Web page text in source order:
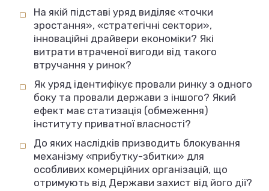
На якій підставі уряд виділяє «точки
зростання», «стратегічні сектори»,
інноваційні драйвери економіки? Які
витрати втраченої вигоди від такого
втручання у ринок?
Як уряд ідентифікує провали ринку з одного
боку та провали держави з іншого? Який
ефект має статизація (обмеження)
інституту приватної власності?
До яких наслідків призводить блокування
механізму «прибутку-збитки» для
особливих комерційних організацій, що
отримують від Держави захист від його дії?